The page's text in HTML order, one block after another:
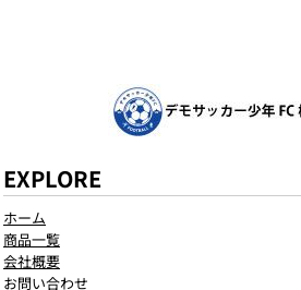
EXPLORE
ホーム
商品一覧
会社概要
お問い合わせ